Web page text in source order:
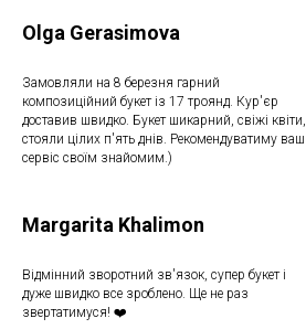
Olga Gerasimova
Замовляли на 8 березня гарний
композиційний букет із 17 троянд. Кур'єр
доставив швидко. Букет шикарний, свіжі квіти,
стояли цілих п'ять днів. Рекомендуватиму ваш
сервіс своїм знайомим.)
Margarita Khalimon
Відмінний зворотний зв'язок, супер букет і
дуже швидко все зроблено. Ще не раз
звертатимуся! ❤️